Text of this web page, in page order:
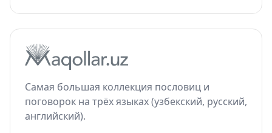
Самая большая коллекция пословиц и
поговорок на трёх языках (узбекский, русский,
английский).